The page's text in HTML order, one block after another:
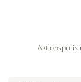
Aktionspreis